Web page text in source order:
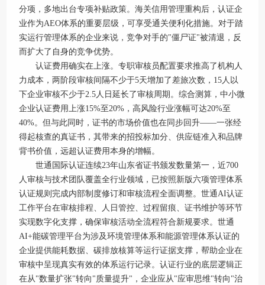
分项，多地出台专项补贴政策。海关信用管理重构后，认证企
业作为AEO体系的重要层级，可享受通关便利化措施。对于踏
实运行管理体系的企业来说，竞争对手的"僵尸证"被清退，反
而扩大了自身的竞争优势。
认证费用确实在上涨。专职审核员配置要求推高了机构人
力成本，两阶段审核间隔不少于5天增加了差旅次数，15人以
下企业审核不少于2.5人日延长了审核周期。综合测算，中小微
企业认证费用上涨15%至20%，高风险行业涨幅可达20%至
40%。但与此同时，证书的市场价值也在同步回升——一张经
得起核查的真证书，其带来的招投标加分、供应链准入和品牌
背书价值，远超认证费用本身的增幅。
世通国际认证连续23年山东省证书颁发数量第一，近700
人审核与技术团队覆盖全行业领域，已按照新版六项管理体系
认证规则完成内部制度修订和审核流程全面调整。世通AI认证
工作平台在审核排程、人日管控、过程留痕、证书维护等环节
实现数字化支撑，确保审核活动全流程符合新规要求。世通
AI+能碳管理平台为涉及环境管理体系和能源管理体系认证的
企业提供能耗数据、碳排放核算等运行证据支撑，帮助企业在
审核中呈现真实有效的体系运行记录。认证行业的底层逻辑正
在从"数量扩张"转向"质量提升"，企业应从"应审思维"转向"治